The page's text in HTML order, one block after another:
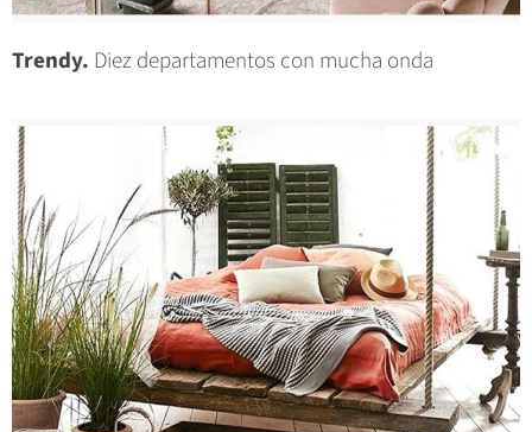
Trendy. Diez departamentos con mucha onda